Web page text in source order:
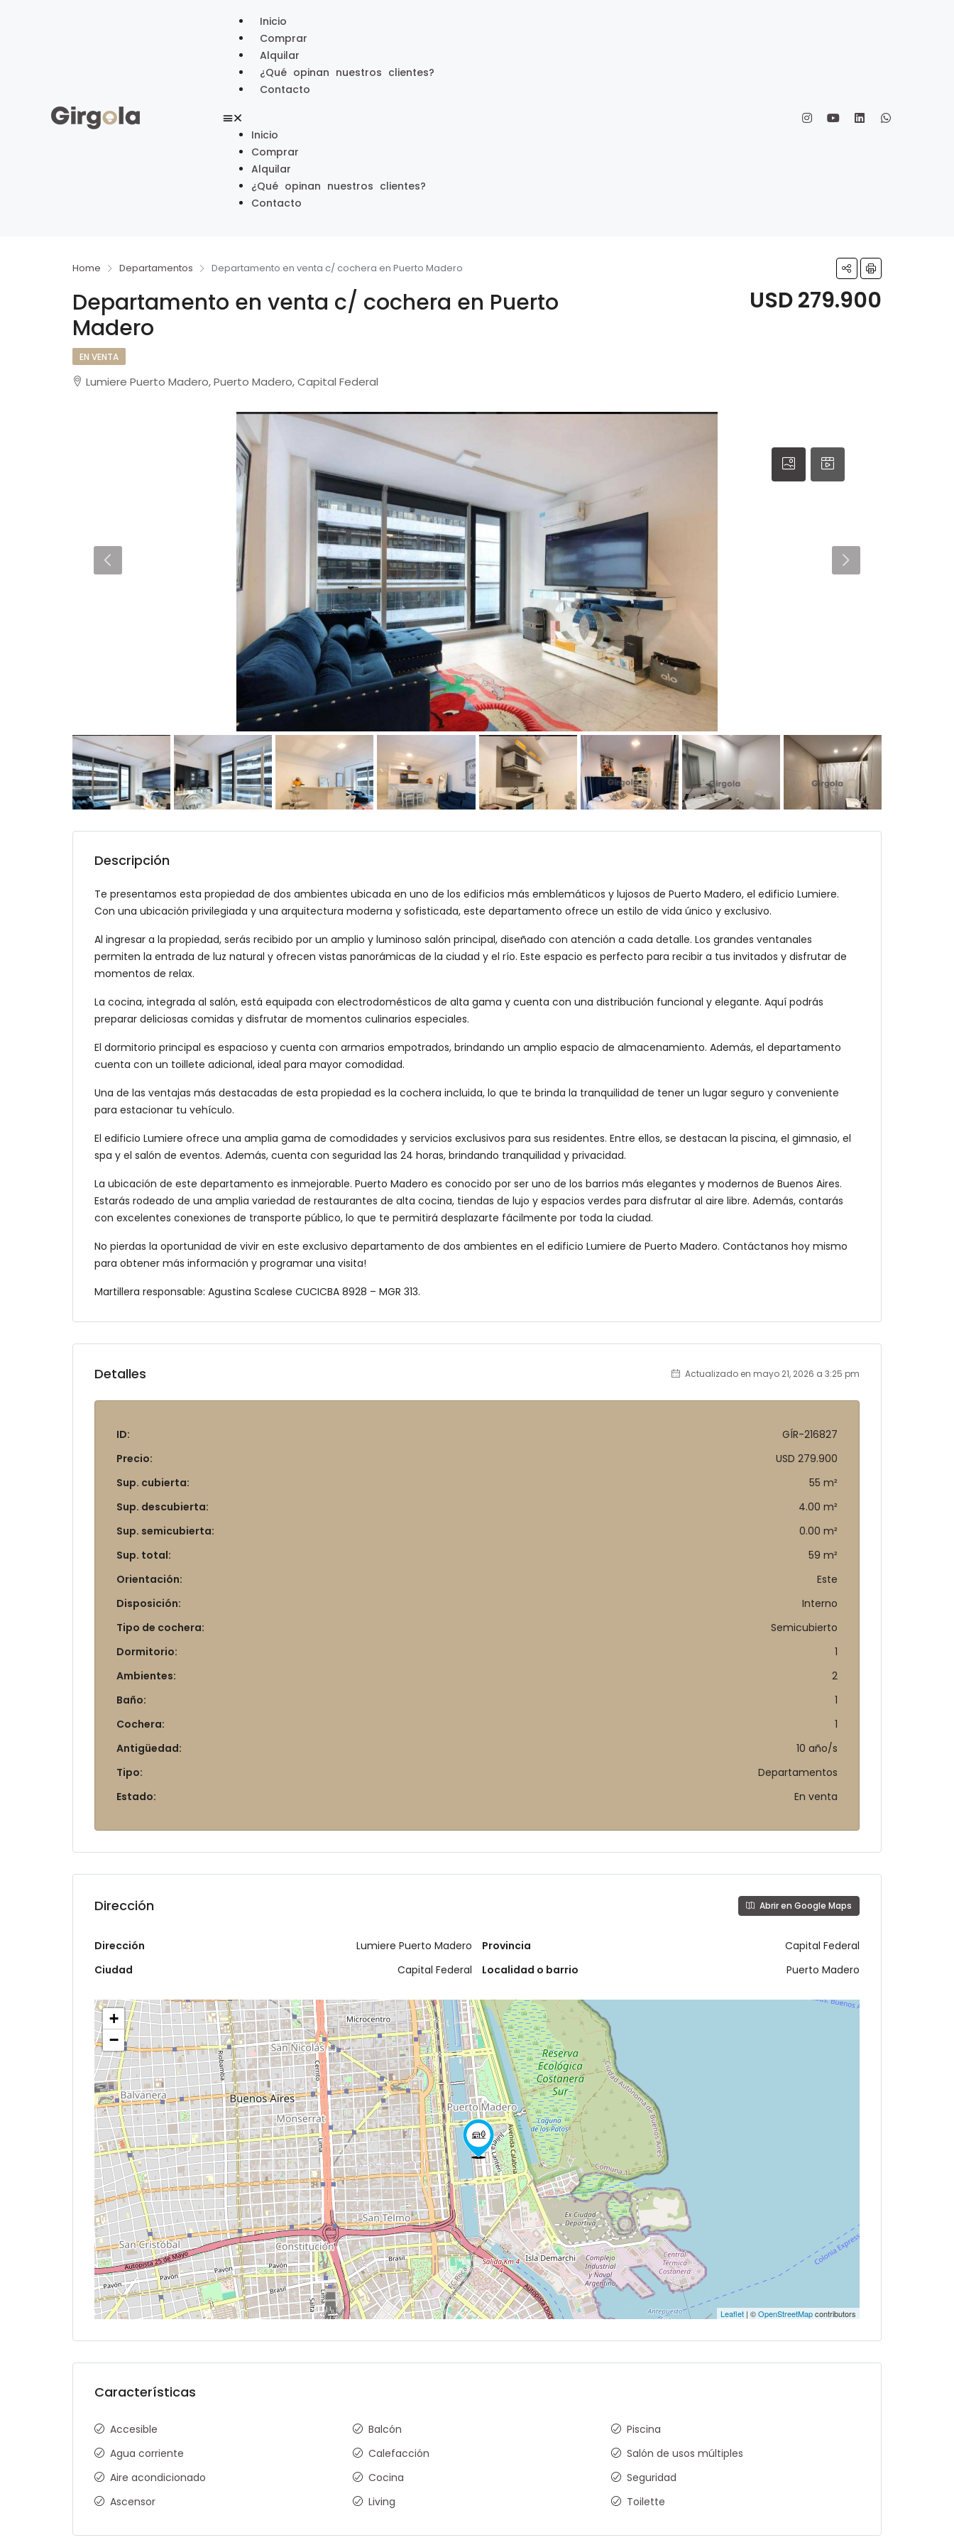
Inicio
Comprar
Alquilar
¿Qué opinan nuestros clientes?
Contacto
Inicio
Comprar
Alquilar
¿Qué opinan nuestros clientes?
Contacto
Home Departamentos Departamento en venta c/ cochera en Puerto Madero
Departamento en venta c/ cochera en Puerto
Madero
USD 279.900
EN VENTA
Lumiere Puerto Madero, Puerto Madero, Capital Federal
Descripción
Te presentamos esta propiedad de dos ambientes ubicada en uno de los edificios más emblemáticos y lujosos de Puerto Madero, el edificio Lumiere.
Con una ubicación privilegiada y una arquitectura moderna y sofisticada, este departamento ofrece un estilo de vida único y exclusivo.
Al ingresar a la propiedad, serás recibido por un amplio y luminoso salón principal, diseñado con atención a cada detalle. Los grandes ventanales
permiten la entrada de luz natural y ofrecen vistas panorámicas de la ciudad y el río. Este espacio es perfecto para recibir a tus invitados y disfrutar de
momentos de relax.
La cocina, integrada al salón, está equipada con electrodomésticos de alta gama y cuenta con una distribución funcional y elegante. Aquí podrás
preparar deliciosas comidas y disfrutar de momentos culinarios especiales.
El dormitorio principal es espacioso y cuenta con armarios empotrados, brindando un amplio espacio de almacenamiento. Además, el departamento
cuenta con un toillete adicional, ideal para mayor comodidad.
Una de las ventajas más destacadas de esta propiedad es la cochera incluida, lo que te brinda la tranquilidad de tener un lugar seguro y conveniente
para estacionar tu vehículo.
El edificio Lumiere ofrece una amplia gama de comodidades y servicios exclusivos para sus residentes. Entre ellos, se destacan la piscina, el gimnasio, el
spa y el salón de eventos. Además, cuenta con seguridad las 24 horas, brindando tranquilidad y privacidad.
La ubicación de este departamento es inmejorable. Puerto Madero es conocido por ser uno de los barrios más elegantes y modernos de Buenos Aires.
Estarás rodeado de una amplia variedad de restaurantes de alta cocina, tiendas de lujo y espacios verdes para disfrutar al aire libre. Además, contarás
con excelentes conexiones de transporte público, lo que te permitirá desplazarte fácilmente por toda la ciudad.
No pierdas la oportunidad de vivir en este exclusivo departamento de dos ambientes en el edificio Lumiere de Puerto Madero. Contáctanos hoy mismo
para obtener más información y programar una visita!
Martillera responsable: Agustina Scalese CUCICBA 8928 – MGR 313.
Detalles Actualizado en mayo 21, 2026 a 3:25 pm
ID:
GÍR-216827
Precio:
USD 279.900
Sup. cubierta:
55 m²
Sup. descubierta:
4.00 m²
Sup. semicubierta:
0.00 m²
Sup. total:
59 m²
Orientación:
Este
Disposición:
Interno
Tipo de cochera:
Semicubierto
Dormitorio:
1
Ambientes:
2
Baño:
1
Cochera:
1
Antigüedad:
10 año/s
Tipo:
Departamentos
Estado:
En venta
Dirección Abrir en Google Maps
Dirección
Lumiere Puerto Madero
Ciudad
Capital Federal
Provincia
Capital Federal
Localidad o barrio
Puerto Madero
+
−
Leaflet | ©OpenStreetMapcontributors
Características
Accesible
Agua corriente
Aire acondicionado
Ascensor
Balcón
Calefacción
Cocina
Living
Piscina
Salón de usos múltiples
Seguridad
Toilette